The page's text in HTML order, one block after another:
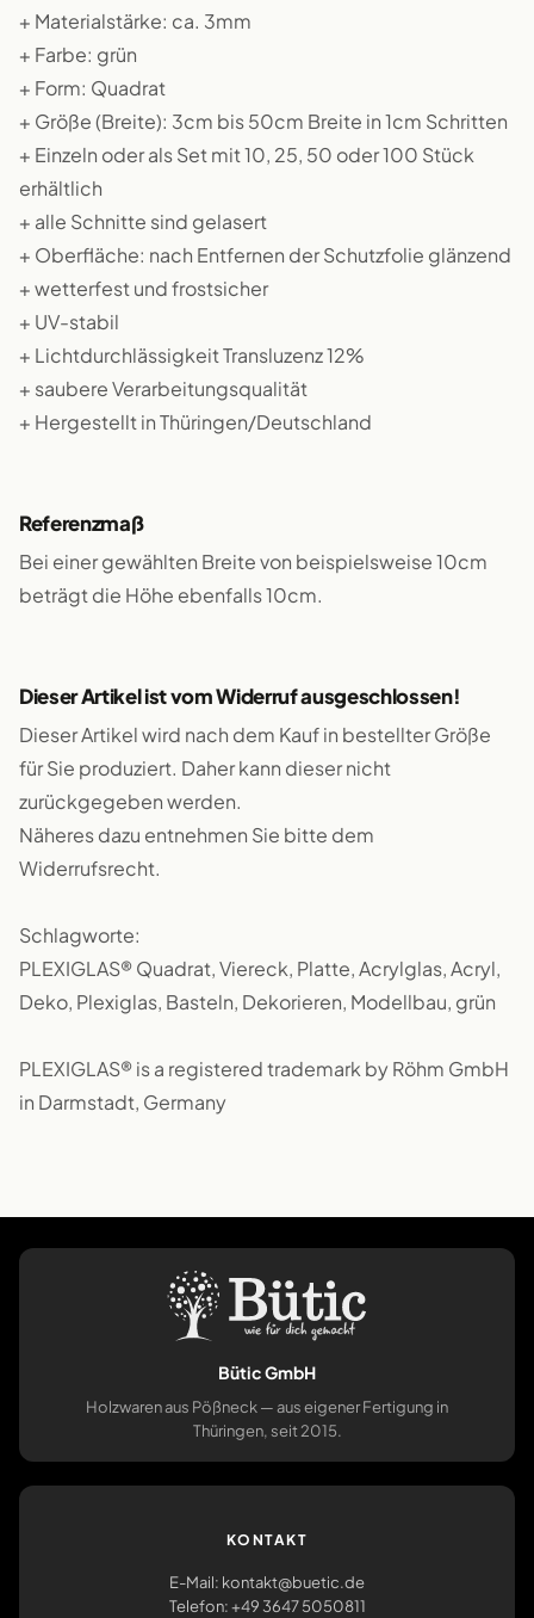
+ Materialstärke: ca. 3mm
+ Farbe: grün
+ Form: Quadrat
+ Größe (Breite): 3cm bis 50cm Breite in 1cm Schritten
+ Einzeln oder als Set mit 10, 25, 50 oder 100 Stück
erhältlich
+ alle Schnitte sind gelasert
+ Oberfläche: nach Entfernen der Schutzfolie glänzend
+ wetterfest und frostsicher
+ UV-stabil
+ Lichtdurchlässigkeit Transluzenz 12%
+ saubere Verarbeitungsqualität
+ Hergestellt in Thüringen/Deutschland
Referenzmaß
Bei einer gewählten Breite von beispielsweise 10cm
beträgt die Höhe ebenfalls 10cm.
Dieser Artikel ist vom Widerruf ausgeschlossen!
Dieser Artikel wird nach dem Kauf in bestellter Größe
für Sie produziert. Daher kann dieser nicht
zurückgegeben werden.
Näheres dazu entnehmen Sie bitte dem
Widerrufsrecht.
Schlagworte:
PLEXIGLAS® Quadrat, Viereck, Platte, Acrylglas, Acryl,
Deko, Plexiglas, Basteln, Dekorieren, Modellbau, grün
PLEXIGLAS® is a registered trademark by Röhm GmbH
in Darmstadt, Germany
Bütic GmbH
Holzwaren aus Pößneck — aus eigener Fertigung in
Thüringen, seit 2015.
KONTAKT
E-Mail: kontakt@buetic.de
Telefon: +49 3647 5050811